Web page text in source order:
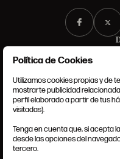
Política de Cookies
Utilizamos cookies propias y de
mostrarte publicidad
perfil elaborado a partir de tus
visitadas).
Tenga en cuenta que, si acepta
desde las opciones del
tercero.